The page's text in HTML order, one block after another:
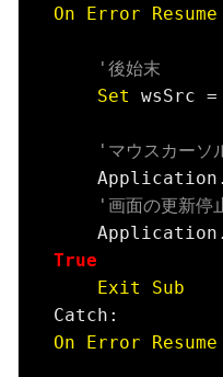
On
Error Resume
'後始末
Set
wsSrc =
'マウスカーソ
'画面の更新停
True
Exit
Sub
On
Error Resume